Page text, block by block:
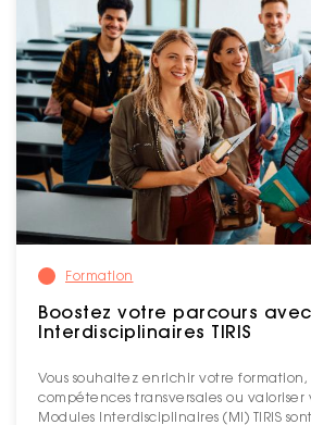
Formation
Boostez votre parcours
Interdisciplinaires TIRIS
Vous souhaitez enrichir votre
compétences transversales ou valoriser
Modules Interdisciplinaires (MI) TIRIS sont